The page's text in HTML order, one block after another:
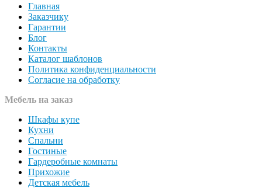
Главная
Заказчику
Гарантии
Блог
Контакты
Каталог шаблонов
Политика конфиденциальности
Согласие на обработку
Мебель на заказ
Шкафы купе
Кухни
Спальни
Гостиные
Гардеробные комнаты
Прихожие
Детская мебель